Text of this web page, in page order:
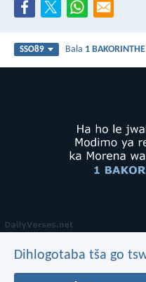
SSO89 Bala 1
Dihlogotaba tša go